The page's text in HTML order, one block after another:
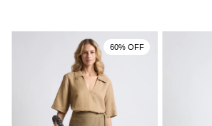
60% OFF